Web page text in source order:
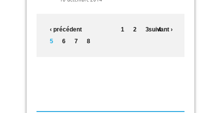
‹ précédent 1 2 3
4
5
6 7 8
suivant ›